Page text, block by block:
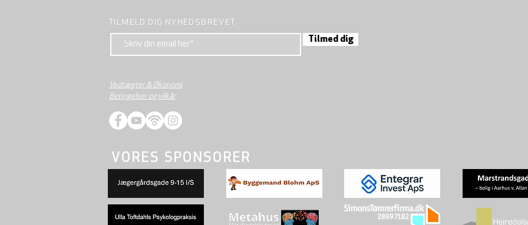
TILMELD DIG NYHEDSBREVET
Tilmed dig
Vedtægter & Økonomi
Betingelser og vilkår
VORES SPONSORER